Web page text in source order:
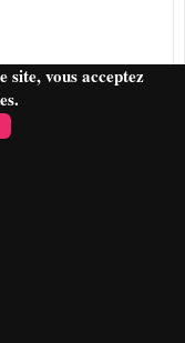
vous acceptez